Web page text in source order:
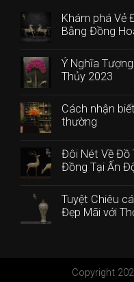
Khám phá Vẻ
Bằng Đồng
Ý Nghĩa
Thủy 2023
Cách nhận
thường
Đôi Nét Về Đồ
Đồng Tại Ấn
Tuyệt Chiêu
Đẹp Mãi với
Copyright